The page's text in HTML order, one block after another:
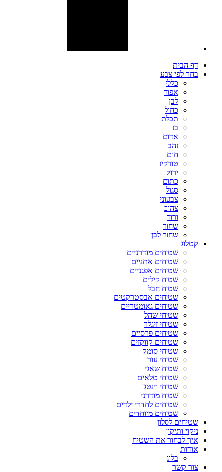
דף הבית
בחר לפי צבע
כללי
אפור
לבן
כחול
תכלת
בז
אדום
זהב
חום
טורקיז
ירוק
כתום
סגול
צבעוני
צהוב
ורוד
שחור
שחור לבן
קטלוג
שטיחים מודרניים
שטיחים אתניים
שטיחים אפגניים
שטיח קילים
שטיח חבל
שטיחים אבסטרקטים
שטיחים גאומטריים
שטיחי שהל
שטיחי זיגלר
שטיחים פרסיים
שטיחים קווקזים
שטיחי סומק
שטיחי עור
שטיח שאגי
שטיחי טלאים
שטיחי וינטג'
שטיח מודרני
שטיחים לחדרי ילדים
שטיחים מיוחדים
שטיחים לסלון
ניקוי ותיקון
איך לבחור את השטיח
אודות
בלוג
צור קשר